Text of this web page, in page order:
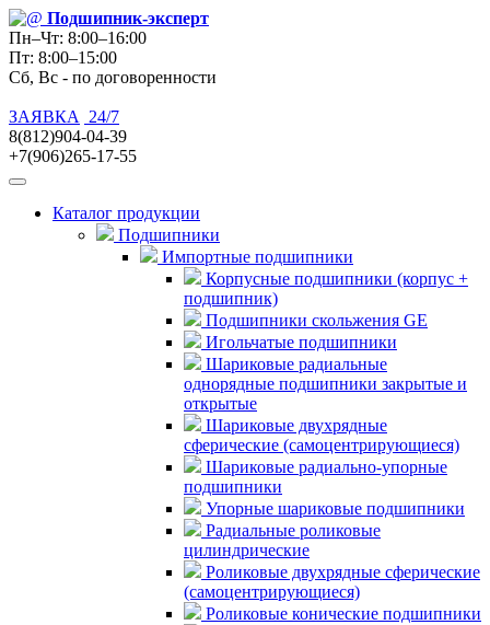
Подшипник-эксперт
Пн–Чт: 8:00–16:00
Пт: 8:00–15:00
Сб, Вс - по договоренности
ЗАЯВКА
24/7
8(812)904-04-39
+7(906)265-17-55
Каталог продукции
Подшипники
Импортные подшипники
Корпусные подшипники (корпус +
подшипник)
Подшипники скольжения GE
Игольчатые подшипники
Шариковые радиальные
однорядные подшипники закрытые и
открытые
Шариковые двухрядные
сферические (самоцентрирующиеся)
Шариковые радиально-упорные
подшипники
Упорные шариковые подшипники
Радиальные роликовые
цилиндрические
Роликовые двухрядные сферические
(самоцентрирующиеся)
Роликовые конические подшипники